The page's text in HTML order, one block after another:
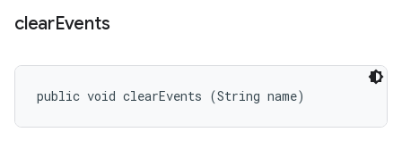
clearEvents
public void clearEvents (String name)